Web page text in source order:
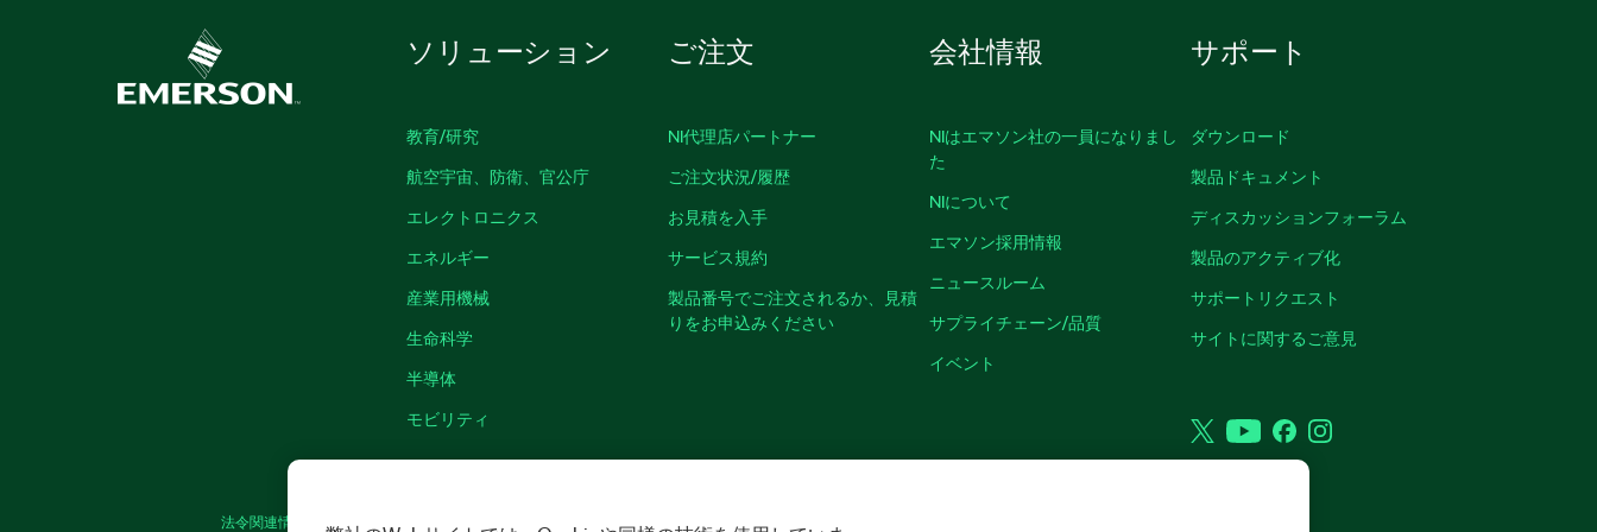
ソリューション
教育/研究
航空宇宙、防衛、官公庁
エレクトロニクス
エネルギー
産業用機械
生命科学
半導体
モビリティ
ご注文
NI代理店パートナー
ご注文状況/履歴
お見積を入手
サービス規約
製品番号でご注文されるか、見積
りをお申込みください
会社情報
NIはエマソン社の一員になりまし
た
NIについて
エマソン採用情報
ニュースルーム
サプライチェーン/品質
イベント
サポート
ダウンロード
製品ドキュメント
ディスカッションフォーラム
製品のアクティブ化
サポートリクエスト
サイトに関するご意見
TwitterYouTubeFacebookInstagram
法令関連情報 |IMPRINT クッキーを管理する ©NATIONAL INSTRUMENTS CORP. ALL RIGHTS RESERVED.